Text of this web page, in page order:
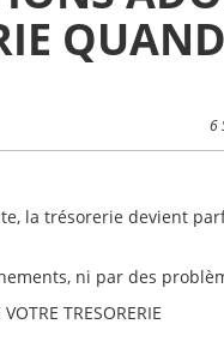
6
la trésorerie devient
ni par des
TRESORERIE